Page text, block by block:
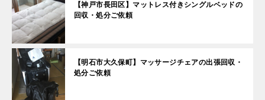
【神戸市長田区】マットレス付きシングルベッドの
回収・処分ご依頼
【明石市大久保町】マッサージチェアの出張回収・
処分ご依頼